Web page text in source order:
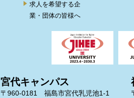
求人を希望する企
業・団体の皆様へ
宮代キャンパス
〒960-0181 福島市宮代乳児池1-1